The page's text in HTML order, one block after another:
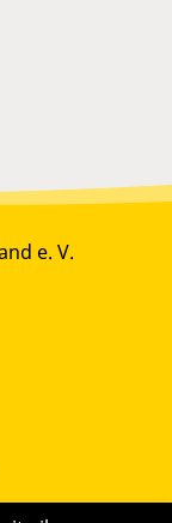
e. V.